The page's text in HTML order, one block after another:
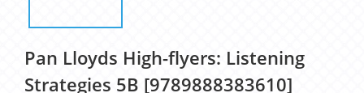
Pan Lloyds High-flyers: Listening
Strategies 5B [9789888383610]